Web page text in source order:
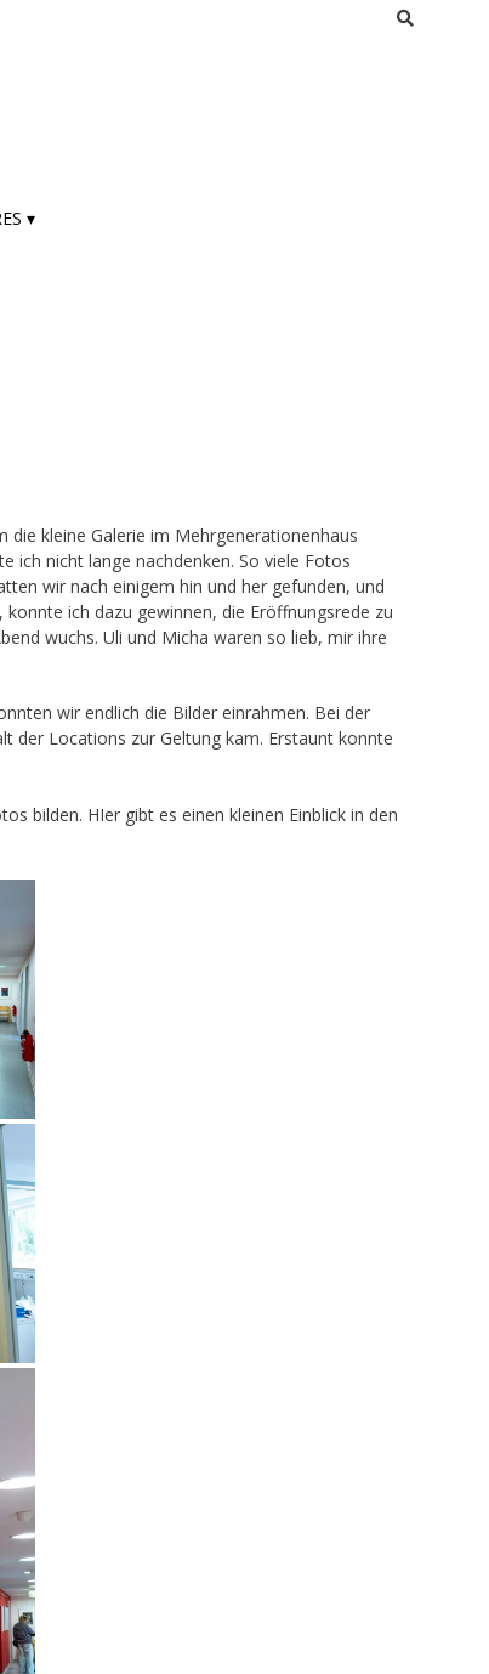
▾
kleine Galerie im Mehrgenerationenhaus
ich nicht lange nachdenken. So viele Fotos
wir nach einigem hin und her gefunden, und
ich dazu gewinnen, die Eröffnungsrede zu
wuchs. Uli und Micha waren so lieb, mir ihre
wir endlich die Bilder einrahmen. Bei der
der Locations zur Geltung kam. Erstaunt konnte
bilden. HIer gibt es einen kleinen Einblick in den